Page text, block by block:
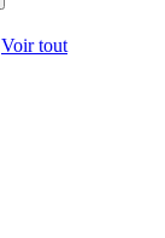
Voir tout